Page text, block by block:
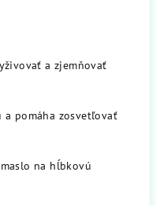
a zjemňovať
pomáha zosvetľovať
na hĺbkovú